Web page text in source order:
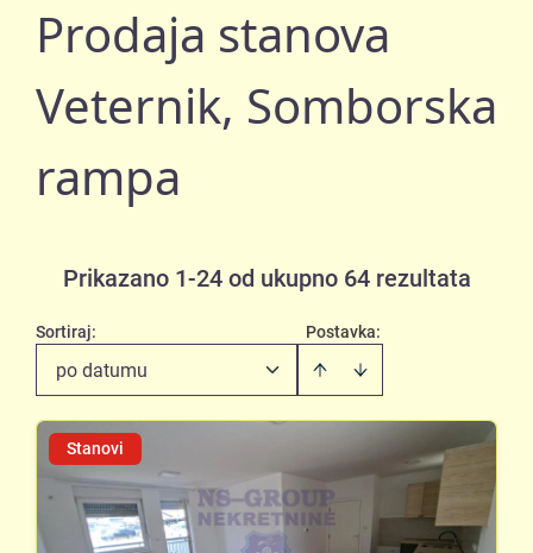
Prodaja stanova
Veternik, Somborska
rampa
Prikazano 1-24 od ukupno 64 rezultata
Postavka:
Sortiraj:
po datumu
Stanovi